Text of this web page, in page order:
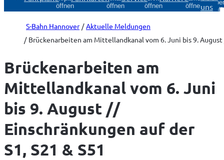
öffnen
öffnen
öffnen
öffnenuns
S-Bahn Hannover
Aktuelle Meldungen
Brückenarbeiten am Mittellandkanal vom 6. Juni bis 9. August
Brückenarbeiten am
Mittellandkanal vom 6. Juni
bis 9. August //
Einschränkungen auf der
S1, S21 & S51